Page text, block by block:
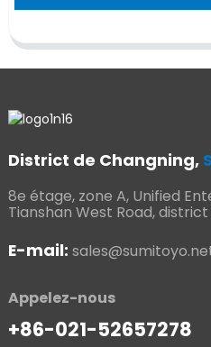
District de Changning,
8e étage, zone A, Unified
Tianshan West Road,
E-mail:
Appelez-nous
+86-021-52657278